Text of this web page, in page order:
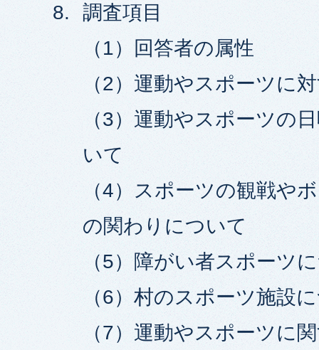
調査項目
（1）回答者の属性
（2）運動やスポーツに
（3）運動やスポーツの
いて
（4）スポーツの観戦や
の関わりについて
（5）障がい者スポーツ
（6）村のスポーツ施設
（7）運動やスポーツに